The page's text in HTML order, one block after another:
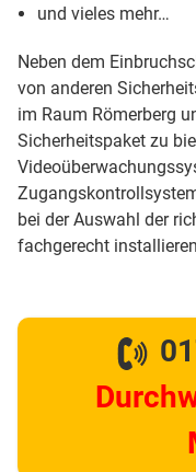
und vieles mehr…
Neben dem
von anderen
im Raum Römerberg
Sicherheitspaket zu
bei der Auswahl der
fachgerecht